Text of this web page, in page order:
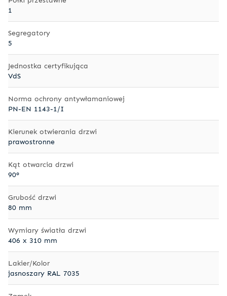
1
Segregatory
5
Jednostka certyfikująca
VdS
Norma ochrony antywłamaniowej
PN-EN 1143-1/I
Kierunek otwierania drzwi
prawostronne
Kąt otwarcia drzwi
90°
Grubość drzwi
80 mm
Wymiary światła drzwi
406 x 310 mm
Lakier/Kolor
jasnoszary RAL 7035